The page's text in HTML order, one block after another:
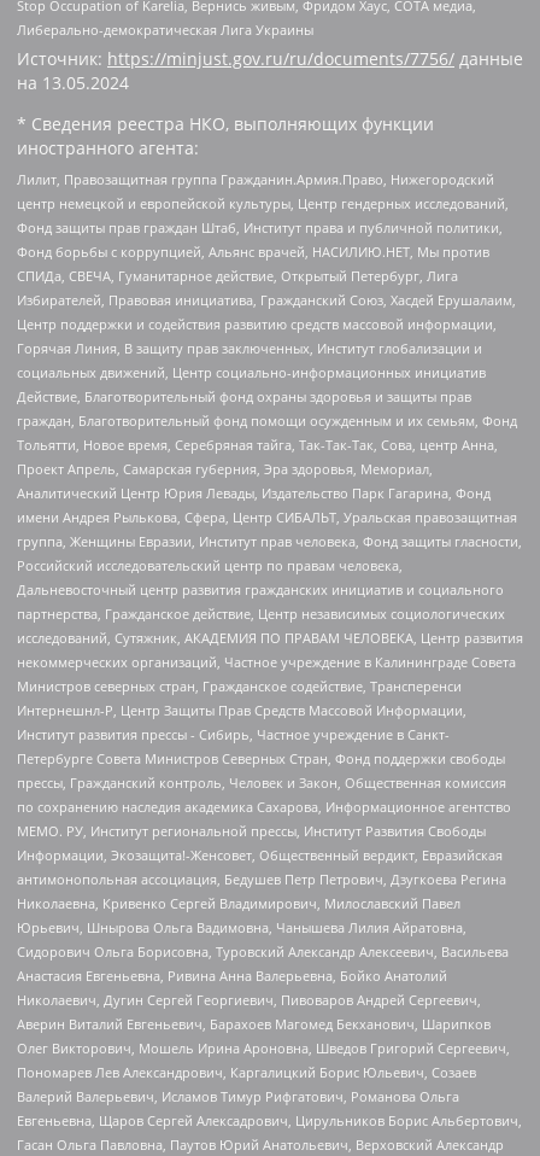
Stop Occupation of Karelia, Вернись живым, Фридом Хаус, СОТА медиа,
Либерально-демократическая Лига Украины
Источник: https://minjust.gov.ru/ru/documents/7756/ данные
на 13.05.2024
* Сведения реестра НКО, выполняющих функции
иностранного агента:
Лилит, Правозащитная группа Гражданин.Армия.Право, Нижегородский
центр немецкой и европейской культуры, Центр гендерных исследований,
Фонд защиты прав граждан Штаб, Институт права и публичной политики,
Фонд борьбы с коррупцией, Альянс врачей, НАСИЛИЮ.НЕТ, Мы против
СПИДа, СВЕЧА, Гуманитарное действие, Открытый Петербург, Лига
Избирателей, Правовая инициатива, Гражданский Союз, Хасдей Ерушалаим,
Центр поддержки и содействия развитию средств массовой информации,
Горячая Линия, В защиту прав заключенных, Институт глобализации и
социальных движений, Центр социально-информационных инициатив
Действие, Благотворительный фонд охраны здоровья и защиты прав
граждан, Благотворительный фонд помощи осужденным и их семьям, Фонд
Тольятти, Новое время, Серебряная тайга, Так-Так-Так, Сова, центр Анна,
Проект Апрель, Самарская губерния, Эра здоровья, Мемориал,
Аналитический Центр Юрия Левады, Издательство Парк Гагарина, Фонд
имени Андрея Рылькова, Сфера, Центр СИБАЛЬТ, Уральская правозащитная
группа, Женщины Евразии, Институт прав человека, Фонд защиты гласности,
Российский исследовательский центр по правам человека,
Дальневосточный центр развития гражданских инициатив и социального
партнерства, Гражданское действие, Центр независимых социологических
исследований, Сутяжник, АКАДЕМИЯ ПО ПРАВАМ ЧЕЛОВЕКА, Центр развития
некоммерческих организаций, Частное учреждение в Калининграде Совета
Министров северных стран, Гражданское содействие, Трансперенси
Интернешнл-Р, Центр Защиты Прав Средств Массовой Информации,
Институт развития прессы - Сибирь, Частное учреждение в Санкт-
Петербурге Совета Министров Северных Стран, Фонд поддержки свободы
прессы, Гражданский контроль, Человек и Закон, Общественная комиссия
по сохранению наследия академика Сахарова, Информационное агентство
МЕМО. РУ, Институт региональной прессы, Институт Развития Свободы
Информации, Экозащита!-Женсовет, Общественный вердикт, Евразийская
антимонопольная ассоциация, Бедушев Петр Петрович, Дзугкоева Регина
Николаевна, Кривенко Сергей Владимирович, Милославский Павел
Юрьевич, Шнырова Ольга Вадимовна, Чанышева Лилия Айратовна,
Сидорович Ольга Борисовна, Туровский Александр Алексеевич, Васильева
Анастасия Евгеньевна, Ривина Анна Валерьевна, Бойко Анатолий
Николаевич, Дугин Сергей Георгиевич, Пивоваров Андрей Сергеевич,
Аверин Виталий Евгеньевич, Барахоев Магомед Бекханович, Шарипков
Олег Викторович, Мошель Ирина Ароновна, Шведов Григорий Сергеевич,
Пономарев Лев Александрович, Каргалицкий Борис Юльевич, Созаев
Валерий Валерьевич, Исламов Тимур Рифгатович, Романова Ольга
Евгеньевна, Щаров Сергей Алексадрович, Цирульников Борис Альбертович,
Гасан Ольга Павловна, Паутов Юрий Анатольевич, Верховский Александр